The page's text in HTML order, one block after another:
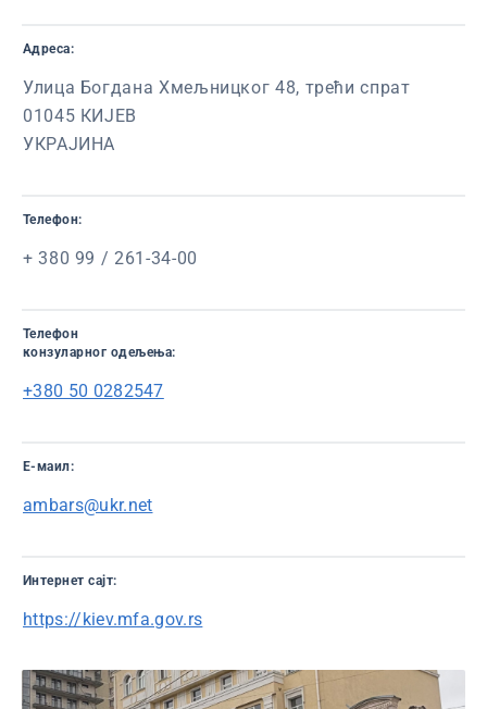
Адреса:
Улица Богдана Хмељницког 48, трећи спрат
01045 КИЈЕВ
УКРАЈИНА
Телефон:
+ 380 99 / 261-34-00
Телефон
конзуларног одељења:
+380 50 0282547
Е-маил:
ambars@ukr.net
Интернет сајт:
https://kiev.mfa.gov.rs